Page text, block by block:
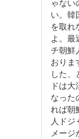
い。韓
を取れ
よ。最
チ朝鮮
おりま
した
ドは
なった
れば朝
人ド
メー